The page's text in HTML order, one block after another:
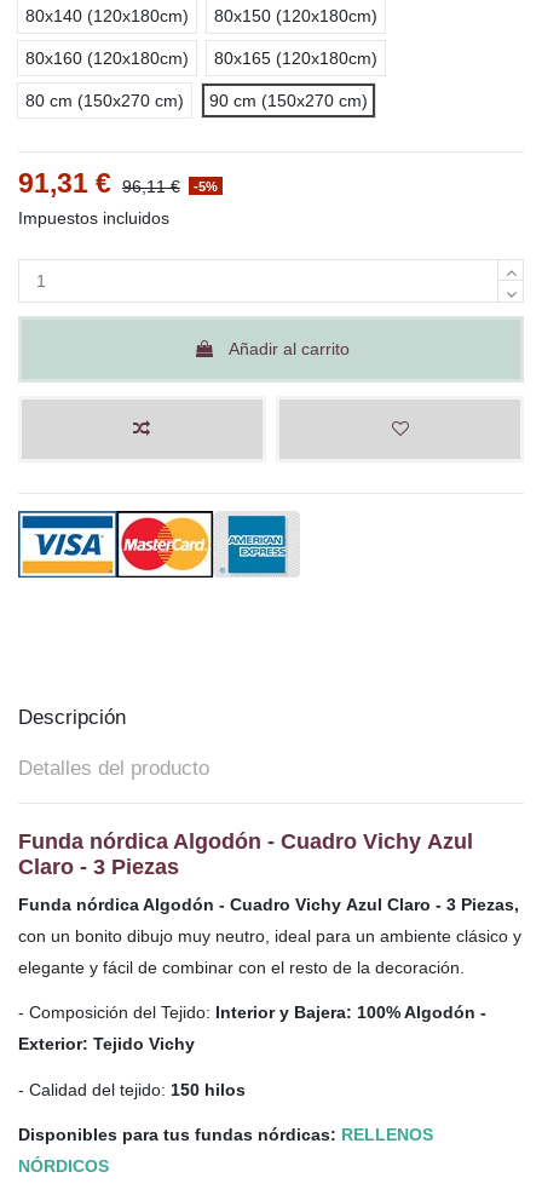
80x140 (120x180cm) 80x150 (120x180cm)
80x160 (120x180cm) 80x165 (120x180cm)
80 cm (150x270 cm) 90 cm (150x270 cm)
91,31 € 96,11 € -5%
Impuestos incluidos
Añadir al carrito
Descripción
Detalles del producto
Funda nórdica Algodón - Cuadro Vichy Azul
Claro - 3 Piezas
Funda nórdica Algodón - Cuadro Vichy Azul Claro - 3 Piezas,
con un bonito dibujo muy neutro, ideal para un ambiente clásico y
elegante y fácil de combinar con el resto de la decoración.
- Composición del Tejido: Interior y Bajera: 100% Algodón -
Exterior: Tejido Vichy
- Calidad del tejido: 150 hilos
Disponibles para tus fundas nórdicas: RELLENOS
NÓRDICOS